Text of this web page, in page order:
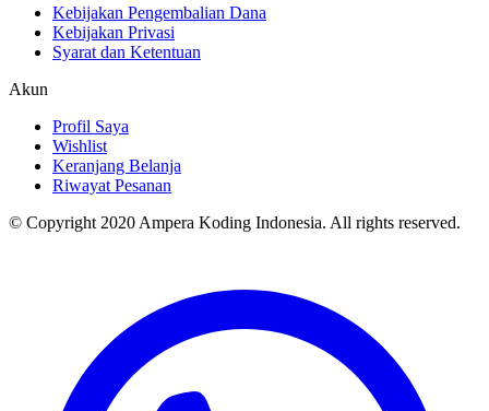
Kebijakan Pengembalian Dana
Kebijakan Privasi
Syarat dan Ketentuan
Akun
Profil Saya
Wishlist
Keranjang Belanja
Riwayat Pesanan
© Copyright 2020 Ampera Koding Indonesia. All rights reserved.